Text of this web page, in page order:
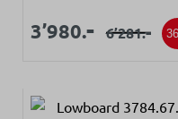
Verkaufspreis:
3’980.- Regulärer
6’281.-